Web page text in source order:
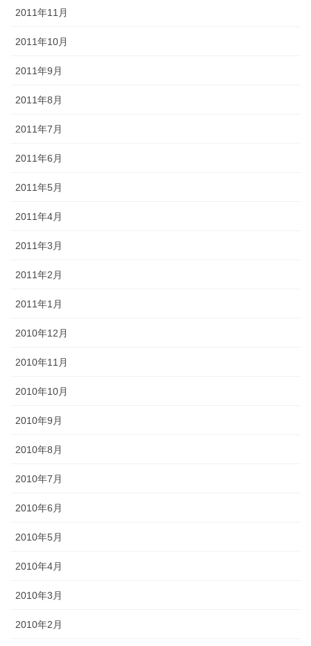
2011年11月
2011年10月
2011年9月
2011年8月
2011年7月
2011年6月
2011年5月
2011年4月
2011年3月
2011年2月
2011年1月
2010年12月
2010年11月
2010年10月
2010年9月
2010年8月
2010年7月
2010年6月
2010年5月
2010年4月
2010年3月
2010年2月